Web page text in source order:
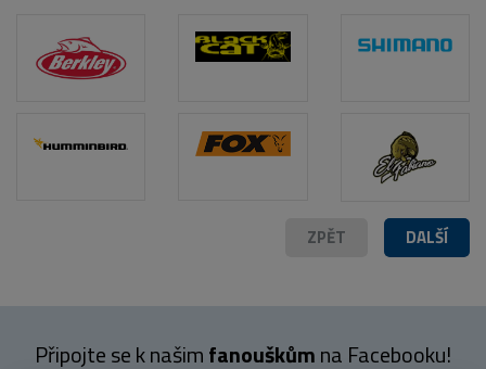
DALŠÍ
ZPĚT
Připojte se k našimfanouškůmna Facebooku!